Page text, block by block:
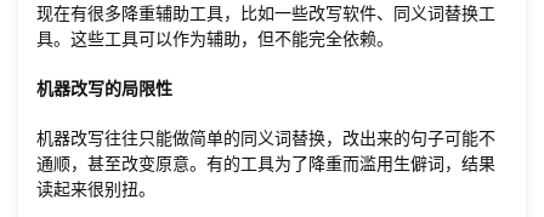
现在有很多降重辅助工具，比如一些改写软件、同义词替换工
具。这些工具可以作为辅助，但不能完全依赖。
机器改写的局限性
机器改写往往只能做简单的同义词替换，改出来的句子可能不
通顺，甚至改变原意。有的工具为了降重而滥用生僻词，结果
读起来很别扭。